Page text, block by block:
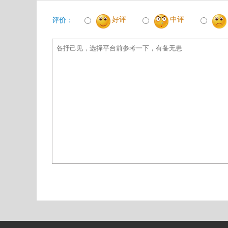
评价： 好评 中评